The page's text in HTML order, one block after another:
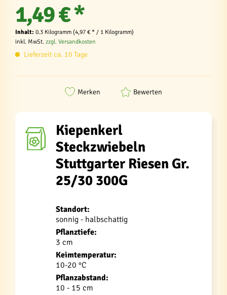
1,49 € *
Inhalt: 0.3 Kilogramm (4,97 € * / 1 Kilogramm)
inkl. MwSt. zzgl. Versandkosten
Lieferzeit ca. 10 Tage
Merken Bewerten
Kiepenkerl
Steckzwiebeln
Stuttgarter Riesen Gr.
25/30 300G
Standort:
sonnig - halbschattig
Pflanztiefe:
3 cm
Keimtemperatur:
10-20 °C
Pflanzabstand:
10 - 15 cm